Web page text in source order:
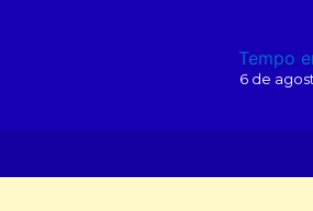
Tempo
6 de